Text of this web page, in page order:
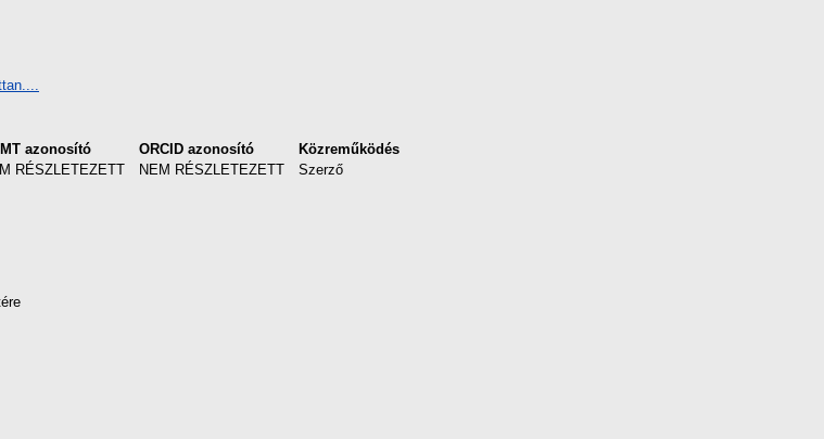
azonosító ORCID azonosító
Közreműködés
RÉSZLETEZETT NEM RÉSZLETEZETT Szerző